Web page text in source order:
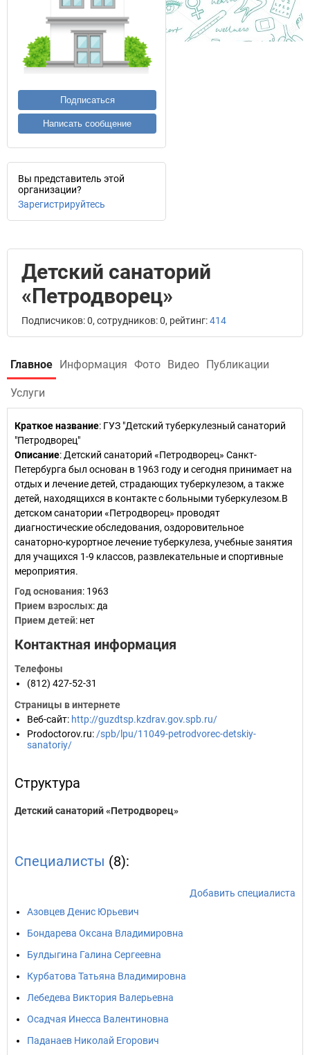
Подписаться
Написать сообщение
Вы представитель этой
организации?
Зарегистрируйтесь
Детский санаторий
«Петродворец»
Подписчиков: 0, сотрудников: 0, рейтинг:414
Главное Информация Фото Видео Публикации
Услуги
Краткое название: ГУЗ "Детский туберкулезный санаторий
"Петродворец"
Описание: Детский санаторий «Петродворец» Санкт-
Петербурга был основан в 1963 году и сегодня принимает на
отдых и лечение детей, страдающих туберкулезом, а также
детей, находящихся в контакте с больными туберкулезом.В
детском санатории «Петродворец» проводят
диагностические обследования, оздоровительное
санаторно-курортное лечение туберкулеза, учебные занятия
для учащихся 1-9 классов, развлекательные и спортивные
мероприятия.
Год основания: 1963
Прием взрослых: да
Прием детей: нет
Контактная информация
Телефоны
(812) 427-52-31
Страницы в интернете
Веб-сайт: http://guzdtsp.kzdrav.gov.spb.ru/
Prodoctorov.ru: /spb/lpu/11049-petrodvorec-detskiy-
sanatoriy/
Структура
Детский санаторий «Петродворец»
Специалисты (8):
Добавить специалиста
Азовцев Денис Юрьевич
Бондарева Оксана Владимировна
Булдыгина Галина Сергеевна
Курбатова Татьяна Владимировна
Лебедева Виктория Валерьевна
Осадчая Инесса Валентиновна
Паданаев Николай Егорович